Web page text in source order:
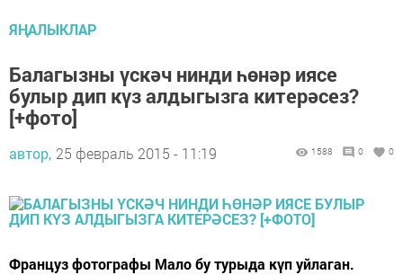
ЯҢАЛЫКЛАР
Балагызны үскәч нинди һөнәр иясе
булыр дип күз алдыгызга китерәсез?
[+фото]
автор, 25 февраль 2015 - 11:19 1588 0 0
Француз фотографы Мало бу турыда күп уйлаган.